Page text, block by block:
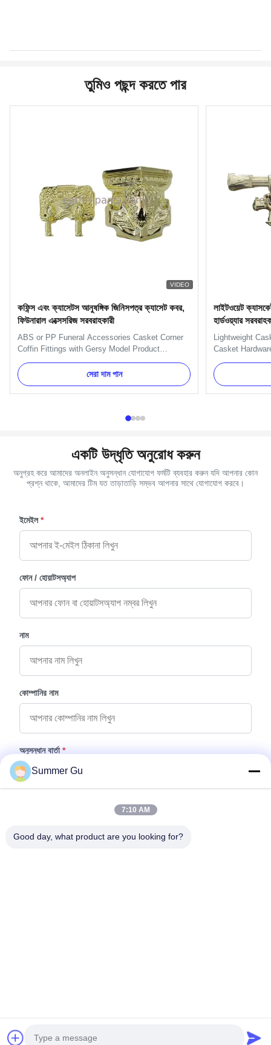
তুমিও পছন্দ করতে পার
VIDEO
কফিন্স এবং ক্যাসেটস আনুষঙ্গিক জিনিসপত্র ক্যাসেট কবর,
ফিউনারাল এক্সেসরিজ সরবরাহকারী
ABS or PP Funeral Accessories Casket Corner
Coffin Fittings with Gersy Model Product
Description: This is Christ Model Corner. One
set: 4pcs big casket corners, 8 pcs small casket
corners, 2pcs 203cm long steel bars and 2pcs
66cmshort steel bars. 1. Item Name : TX-Model
সেরা দাম পান
লাইটওয়েট
হার্ডওয়্যার
Lightweight
Casket
Handles
set has four
Item Name TX-
(PP) Color
একটি উদ্ধৃতি অনুরোধ করুন
অনুগ্রহ করে আমাদের অনলাইন অনুসন্ধান যোগাযোগ ফর্মটি ব্যবহার করুন যদি আপনার কোন
প্রশ্ন থাকে, আমাদের টিম যত তাড়াতাড়ি সম্ভব আপনার সাথে যোগাযোগ করবে।
ইমেইল *
ফোন / হোয়াটসঅ্যাপ
নাম
কোম্পানির নাম
অনুসন্ধান বার্তা *
Summer Gu
7:10 AM
Good day, what product are you looking for?